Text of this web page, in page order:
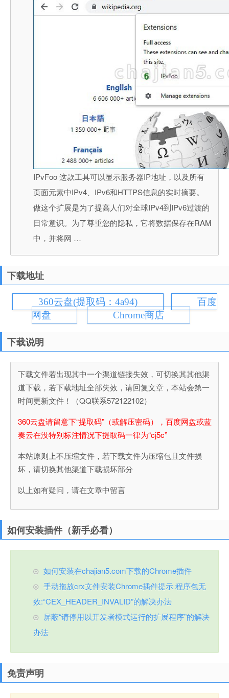
IPvFoo 这款工具可以显示服务器IP地址，以及所有
页面元素中IPv4、IPv6和HTTPS信息的实时摘要。
做这个扩展是为了提高人们对全球IPv4到IPv6过渡的
日常意识。为了尊重您的隐私，它将数据保存在RAM
中，并将网 …
下载地址
360云盘(提取码：4a94)
百度
网盘
Chrome商店
下载说明
下载文件若出现其中一个渠道链接失效，可切换其其他渠
道下载，若下载地址全部失效，请回复文章，本站会第一
时间更新文件！（QQ联系572122102）
360云盘请留意下“提取码”（或解压密码），百度网盘或蓝
奏云在没特别标注情况下提取码一律为“cj5c”
本站原则上不压缩文件，若下载文件为压缩包且文件损
坏，请切换其他渠道下载损坏部分
以上如有疑问，请在文章中留言
如何安装插件（新手必看）
如何安装在chajian5.com下载的Chrome插件
手动拖放crx文件安装Chrome插件提示 程序包无
效:“CEX_HEADER_INVALID”的解决办法
屏蔽“请停用以开发者模式运行的扩展程序”的解决
办法
免责声明